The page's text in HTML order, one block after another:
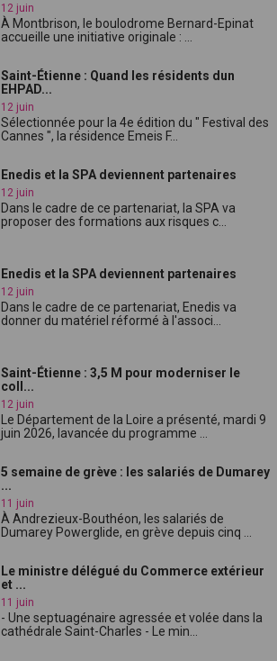
12 juin
À Montbrison, le boulodrome Bernard-Epinat
accueille une initiative originale : ...
Saint-Étienne : Quand les résidents dun
EHPAD...
12 juin
Sélectionnée pour la 4e édition du " Festival des
Cannes ", la résidence Emeis F...
Enedis et la SPA deviennent partenaires
12 juin
Dans le cadre de ce partenariat, la SPA va
proposer des formations aux risques c...
Enedis et la SPA deviennent partenaires
12 juin
Dans le cadre de ce partenariat, Enedis va
donner du matériel réformé à l'associ...
Saint-Étienne : 3,5 M pour moderniser le
coll...
12 juin
Le Département de la Loire a présenté, mardi 9
juin 2026, lavancée du programme ...
5 semaine de grève : les salariés de Dumarey
...
11 juin
À Andrezieux-Bouthéon, les salariés de
Dumarey Powerglide, en grève depuis cinq ...
Le ministre délégué du Commerce extérieur
et ...
11 juin
- Une septuagénaire agressée et volée dans la
cathédrale Saint-Charles - Le min...